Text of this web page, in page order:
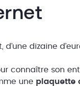
dizaine
connaître son
une plaquette